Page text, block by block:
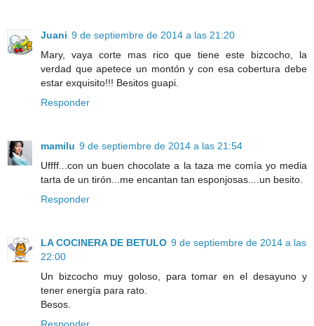
Juani 9 de septiembre de 2014 a las 21:20
Mary, vaya corte mas rico que tiene este bizcocho, la
verdad que apetece un montón y con esa cobertura debe
estar exquisito!!! Besitos guapi.
Responder
mamilu 9 de septiembre de 2014 a las 21:54
Uffff...con un buen chocolate a la taza me comía yo media
tarta de un tirón...me encantan tan esponjosas....un besito.
Responder
LA COCINERA DE BETULO 9 de septiembre de 2014 a las
22:00
Un bizcocho muy goloso, para tomar en el desayuno y
tener energía para rato.
Besos.
Responder